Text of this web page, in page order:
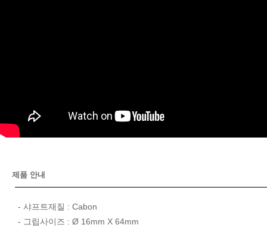
제품 안내
- 샤프트재질 : Cabon
- 그립사이즈 : Ø 16mm X 64mm